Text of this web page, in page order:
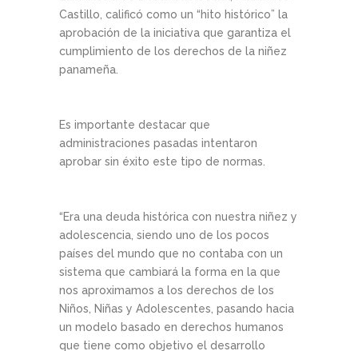
Castillo, calificó como un “hito histórico” la
aprobación de la iniciativa que garantiza el
cumplimiento de los derechos de la niñez
panameña.
Es importante destacar que
administraciones pasadas intentaron
aprobar sin éxito este tipo de normas.
“Era una deuda histórica con nuestra niñez y
adolescencia, siendo uno de los pocos
países del mundo que no contaba con un
sistema que cambiará la forma en la que
nos aproximamos a los derechos de los
Niños, Niñas y Adolescentes, pasando hacia
un modelo basado en derechos humanos
que tiene como objetivo el desarrollo